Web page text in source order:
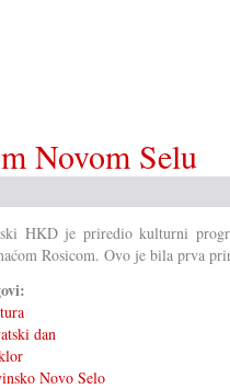
Novom Selu
HKD je priredio kulturni
Rosicom. Ovo je bila prva
dan
Novo Selo